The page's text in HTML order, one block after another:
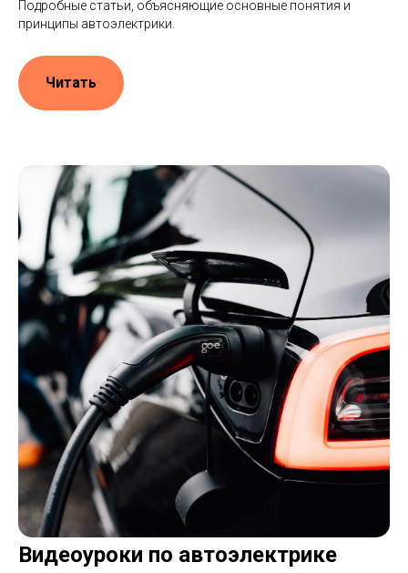
Подробные статьи, объясняющие основные понятия и
принципы автоэлектрики.
Читать
Видеоуроки по автоэлектрике